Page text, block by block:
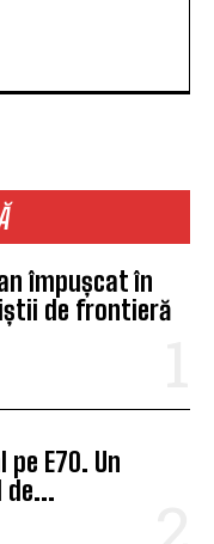
împușcat în
de frontieră
E70. Un
de...